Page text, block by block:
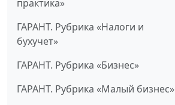
практика»
ГАРАНТ. Рубрика «Налоги и
бухучет»
ГАРАНТ. Рубрика «Бизнес»
ГАРАНТ. Рубрика «Малый бизнес»